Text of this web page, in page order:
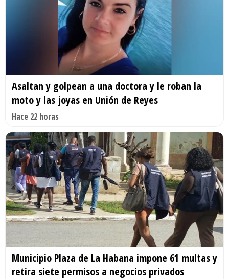
Asaltan y golpean a una doctora y le roban la
moto y las joyas en Unión de Reyes
Hace 22 horas
Municipio Plaza de La Habana impone 61 multas y
retira siete permisos a negocios privados